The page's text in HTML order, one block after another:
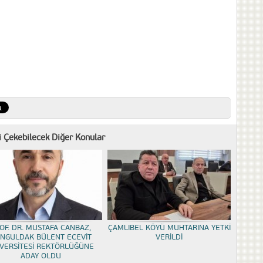
Çekebilecek Diğer Konular
DR. MUSTAFA CANBAZ,
BÜLENT ECEVİT
REKTÖRLÜĞÜNE
ADAY OLDU
ÇAMLIBEL KÖYÜ MUHTARINA YETKİ
VERİLDİ